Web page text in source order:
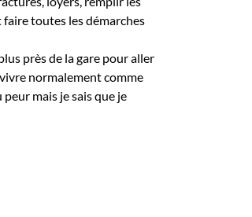
toutes les démarches
près de la gare pour aller
normalement comme
mais je sais que je